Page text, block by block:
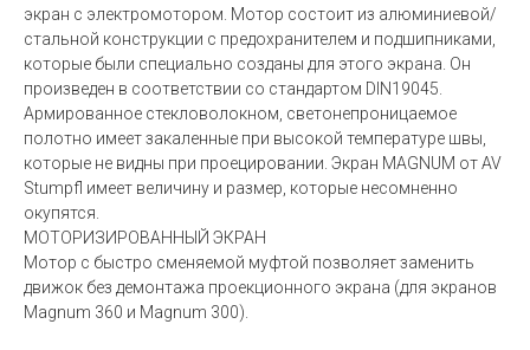
экран с электромотором. Мотор состоит из алюминиевой/
стальной конструкции с предохранителем и подшипниками,
которые были специально созданы для этого экрана. Он
произведен в соответствии со стандартом DIN19045.
Армированное стекловолокном, светонепроницаемое
полотно имеет закаленные при высокой температуре швы,
которые не видны при проецировании. Экран MAGNUM от AV
Stumpfl имеет величину и размер, которые несомненно
окупятся.
МОТОРИЗИРОВАННЫЙ ЭКРАН
Мотор с быстро сменяемой муфтой позволяет заменить
движок без демонтажа проекционного экрана (для экранов
Magnum 360 и Magnum 300).